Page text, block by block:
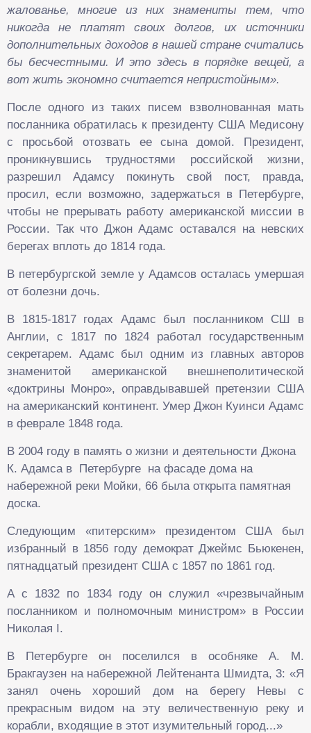
жалованье, многие из них знамениты тем, что
никогда не платят своих долгов, их источники
дополнительных доходов в нашей стране считались
бы бесчестными. И это здесь в порядке вещей, а
вот жить экономно считается непристойным».
После одного из таких писем взволнованная мать
посланника обратилась к президенту США Медисону
с просьбой отозвать ее сына домой. Президент,
проникнувшись трудностями российской жизни,
разрешил Адамсу покинуть свой пост, правда,
просил, если возможно, задержаться в Петербурге,
чтобы не прерывать работу американской миссии в
России. Так что Джон Адамс оставался на невских
берегах вплоть до 1814 года.
В петербургской земле у Адамсов осталась умершая
от болезни дочь.
В 1815-1817 годах Адамс был посланником СШ в
Англии, с 1817 по 1824 работал государственным
секретарем. Адамс был одним из главных авторов
знаменитой американской внешнеполитической
«доктрины Монро», оправдывавшей претензии США
на американский континент. Умер Джон Куинси Адамс
в феврале 1848 года.
В 2004 году в память о жизни и деятельности Джона
К. Адамса в Петербурге на фасаде дома на
набережной реки Мойки, 66 была открыта памятная
доска.
Следующим «питерским» президентом США был
избранный в 1856 году демократ Джеймс Бьюкенен,
пятнадцатый президент США с 1857 по 1861 год.
А с 1832 по 1834 году он служил «чрезвычайным
посланником и полномочным министром» в Росcии
Николая I.
В Петербурге он поселился в особняке А. М.
Бракгаузен на набережной Лейтенанта Шмидта, 3: «Я
занял очень хороший дом на берегу Невы с
прекрасным видом на эту величественную реку и
корабли, входящие в этот изумительный город...»